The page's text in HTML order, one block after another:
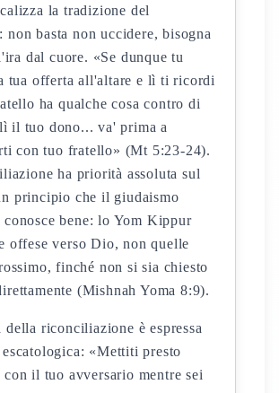
la tradizione del
non basta non uccidere, bisogna
dal cuore. «Se dunque tu
tua offerta all'altare e lì ti ricordi
ha qualche cosa contro di
il tuo dono... va' prima a
con tuo fratello» (Mt 5:23-24).
ha priorità assoluta sul
principio che il giudaismo
bene: lo Yom Kippur
offese verso Dio, non quelle
finché non si sia chiesto
(Mishnah Yoma 8:9).
della riconciliazione è espressa
«Mettiti presto
con il tuo avversario mentre sei